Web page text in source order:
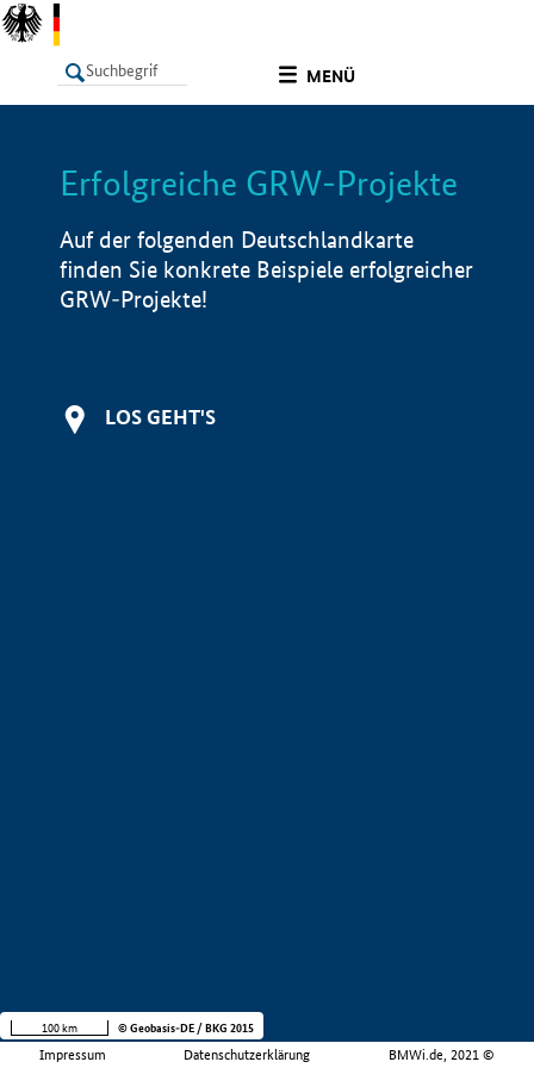
MENÜ
LISTE Info
Erfolgreiche GRW-Projekte
Auf der folgenden Deutschlandkarte
finden Sie konkrete Beispiele erfolgreicher
GRW-Projekte!
LOS GEHT'S
Impressum Datenschutzerklärung BMWi.de, 2021 ©
100 km © Geobasis-DE / BKG 2015